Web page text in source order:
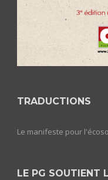
TRADUCTIONS
Le manifeste pour
LE PG SOUTIENT